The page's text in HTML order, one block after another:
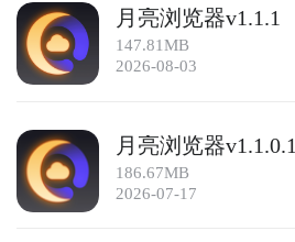
月亮浏览器v1.1.1
147.81MB
2026-08-03
月亮浏览器v1.1.0.1
186.67MB
2026-07-17